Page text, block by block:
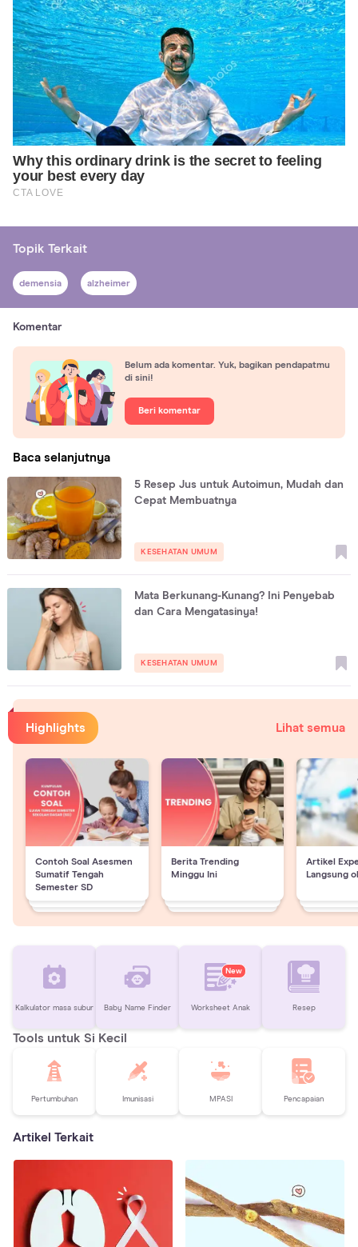
Topik Terkait
demensia alzheimer
Komentar
Belum ada komentar. Yuk, bagikan pendapatmu
di sini!
Beri komentar
Baca selanjutnya
5 Resep Jus untuk Autoimun, Mudah dan
Cepat Membuatnya
KESEHATAN UMUM
Mata Berkunang-Kunang? Ini Penyebab
dan Cara Mengatasinya!
KESEHATAN UMUM
Highlights Lihat semua
Contoh Soal Asesmen
Sumatif Tengah
Semester SD
Berita Trending
Minggu Ini
Artikel
Langsung
Kalkulator masa subur Baby Name Finder
New
Worksheet Anak Resep
Tools untuk Si Kecil
Pertumbuhan Imunisasi MPASI Pencapaian
Artikel Terkait